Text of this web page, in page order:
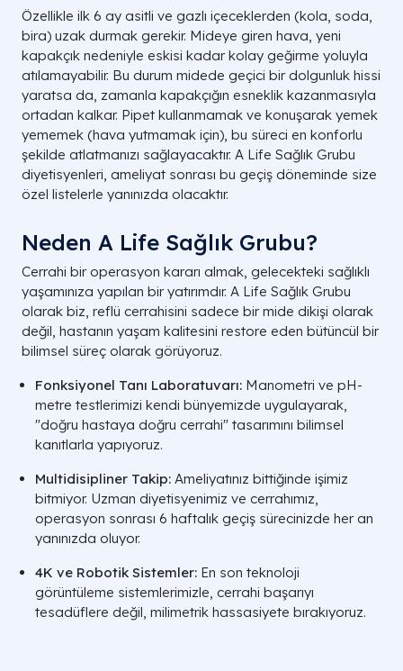
Özellikle ilk 6 ay asitli ve gazlı içeceklerden (kola, soda,
bira) uzak durmak gerekir. Mideye giren hava, yeni
kapakçık nedeniyle eskisi kadar kolay geğirme yoluyla
atılamayabilir. Bu durum midede geçici bir dolgunluk hissi
yaratsa da, zamanla kapakçığın esneklik kazanmasıyla
ortadan kalkar. Pipet kullanmamak ve konuşarak yemek
yememek (hava yutmamak için), bu süreci en konforlu
şekilde atlatmanızı sağlayacaktır. A Life Sağlık Grubu
diyetisyenleri, ameliyat sonrası bu geçiş döneminde size
özel listelerle yanınızda olacaktır.
Neden A Life Sağlık Grubu?
Cerrahi bir operasyon kararı almak, gelecekteki sağlıklı
yaşamınıza yapılan bir yatırımdır. A Life Sağlık Grubu
olarak biz, reflü cerrahisini sadece bir mide dikişi olarak
değil, hastanın yaşam kalitesini restore eden bütüncül bir
bilimsel süreç olarak görüyoruz.
Fonksiyonel Tanı Laboratuvarı: Manometri ve pH-
metre testlerimizi kendi bünyemizde uygulayarak,
"doğru hastaya doğru cerrahi" tasarımını bilimsel
kanıtlarla yapıyoruz.
Multidisipliner Takip: Ameliyatınız bittiğinde işimiz
bitmiyor. Uzman diyetisyenimiz ve cerrahımız,
operasyon sonrası 6 haftalık geçiş sürecinizde her an
yanınızda oluyor.
4K ve Robotik Sistemler: En son teknoloji
görüntüleme sistemlerimizle, cerrahi başarıyı
tesadüflere değil, milimetrik hassasiyete bırakıyoruz.